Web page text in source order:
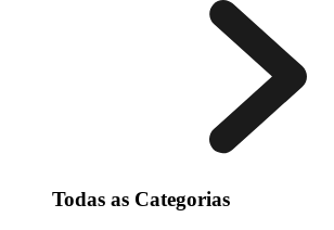
Todas as Categorias